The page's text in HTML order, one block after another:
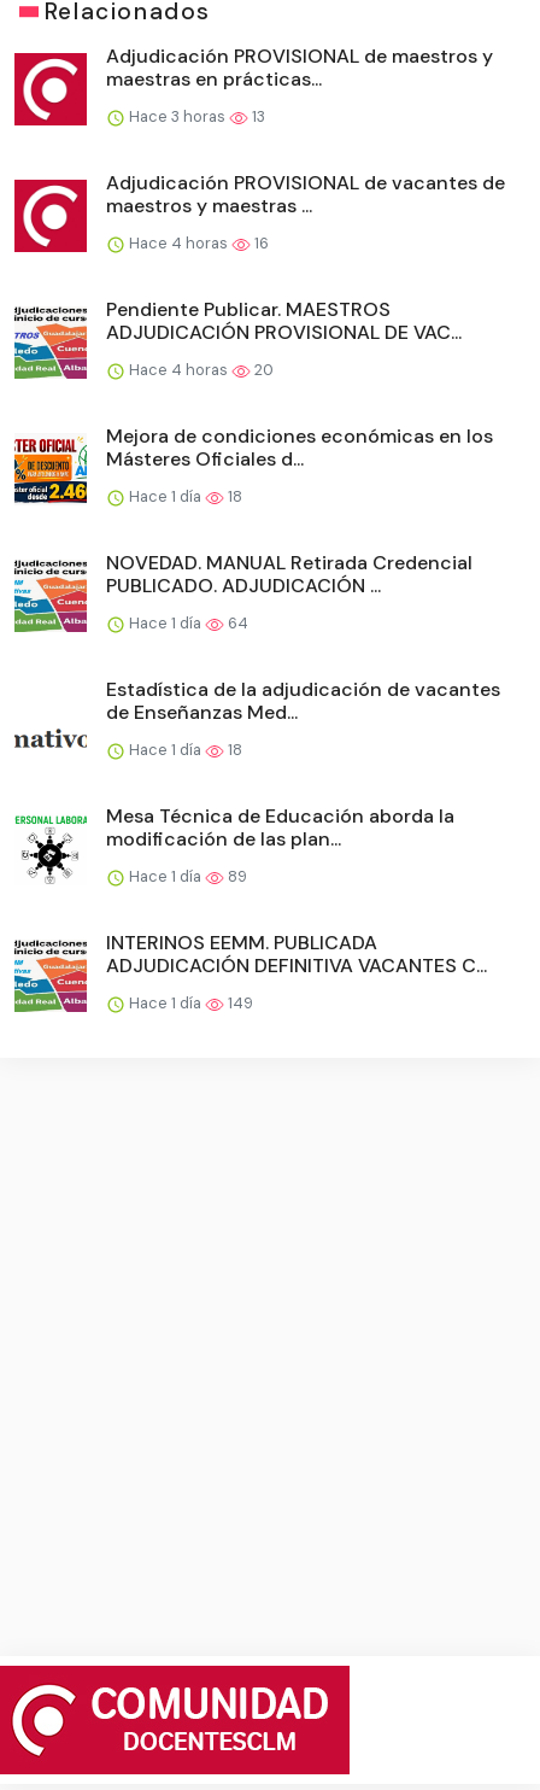
Relacionados
Adjudicación PROVISIONAL de maestros y
maestras en prácticas...
Hace 3 horas 13
Adjudicación PROVISIONAL de vacantes de
maestros y maestras ...
Hace 4 horas 16
Pendiente Publicar. MAESTROS
ADJUDICACIÓN PROVISIONAL DE VAC...
Hace 4 horas 20
Mejora de condiciones económicas en los
Másteres Oficiales d...
Hace 1 día 18
NOVEDAD. MANUAL Retirada Credencial
PUBLICADO. ADJUDICACIÓN ...
Hace 1 día 64
Estadística de la adjudicación de vacantes
de Enseñanzas Med...
Hace 1 día 18
Mesa Técnica de Educación aborda la
modificación de las plan...
Hace 1 día 89
INTERINOS EEMM. PUBLICADA
ADJUDICACIÓN DEFINITIVA VACANTES C...
Hace 1 día 149